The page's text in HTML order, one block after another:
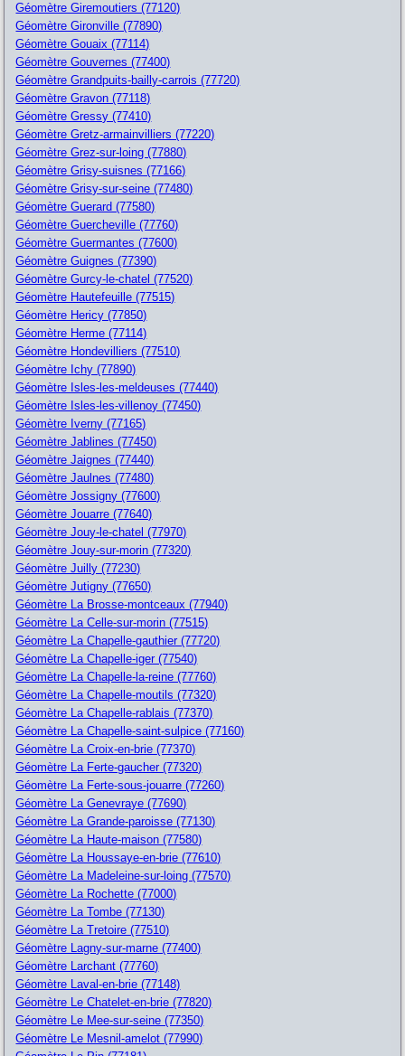
Géomètre Giremoutiers (77120)
Géomètre Gironville (77890)
Géomètre Gouaix (77114)
Géomètre Gouvernes (77400)
Géomètre Grandpuits-bailly-carrois (77720)
Géomètre Gravon (77118)
Géomètre Gressy (77410)
Géomètre Gretz-armainvilliers (77220)
Géomètre Grez-sur-loing (77880)
Géomètre Grisy-suisnes (77166)
Géomètre Grisy-sur-seine (77480)
Géomètre Guerard (77580)
Géomètre Guercheville (77760)
Géomètre Guermantes (77600)
Géomètre Guignes (77390)
Géomètre Gurcy-le-chatel (77520)
Géomètre Hautefeuille (77515)
Géomètre Hericy (77850)
Géomètre Herme (77114)
Géomètre Hondevilliers (77510)
Géomètre Ichy (77890)
Géomètre Isles-les-meldeuses (77440)
Géomètre Isles-les-villenoy (77450)
Géomètre Iverny (77165)
Géomètre Jablines (77450)
Géomètre Jaignes (77440)
Géomètre Jaulnes (77480)
Géomètre Jossigny (77600)
Géomètre Jouarre (77640)
Géomètre Jouy-le-chatel (77970)
Géomètre Jouy-sur-morin (77320)
Géomètre Juilly (77230)
Géomètre Jutigny (77650)
Géomètre La Brosse-montceaux (77940)
Géomètre La Celle-sur-morin (77515)
Géomètre La Chapelle-gauthier (77720)
Géomètre La Chapelle-iger (77540)
Géomètre La Chapelle-la-reine (77760)
Géomètre La Chapelle-moutils (77320)
Géomètre La Chapelle-rablais (77370)
Géomètre La Chapelle-saint-sulpice (77160)
Géomètre La Croix-en-brie (77370)
Géomètre La Ferte-gaucher (77320)
Géomètre La Ferte-sous-jouarre (77260)
Géomètre La Genevraye (77690)
Géomètre La Grande-paroisse (77130)
Géomètre La Haute-maison (77580)
Géomètre La Houssaye-en-brie (77610)
Géomètre La Madeleine-sur-loing (77570)
Géomètre La Rochette (77000)
Géomètre La Tombe (77130)
Géomètre La Tretoire (77510)
Géomètre Lagny-sur-marne (77400)
Géomètre Larchant (77760)
Géomètre Laval-en-brie (77148)
Géomètre Le Chatelet-en-brie (77820)
Géomètre Le Mee-sur-seine (77350)
Géomètre Le Mesnil-amelot (77990)